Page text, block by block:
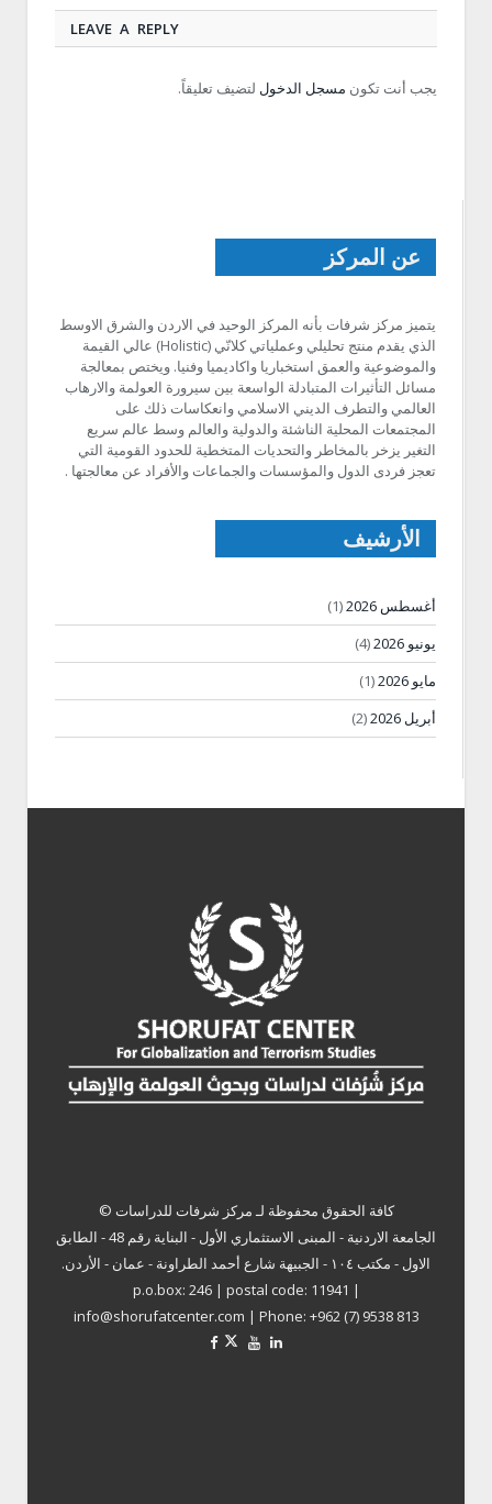
LEAVE A REPLY
يجب أنت تكون مسجل الدخول لتضيف تعليقاً.
عن المركز
يتميز مركز شرفات بأنه المركز الوحيد في الاردن والشرق الاوسط
الذي يقدم منتج تحليلي وعملياتي كلانّي (Holistic) عالي القيمة
والموضوعية والعمق استخباريا واكاديميا وفنيا. ويختص بمعالجة
مسائل التأثيرات المتبادلة الواسعة بين سيرورة العولمة والارهاب
العالمي والتطرف الديني الاسلامي وانعكاسات ذلك على
المجتمعات المحلية الناشئة والدولية والعالم وسط عالم سريع
التغير يزخر بالمخاطر والتحديات المتخطية للحدود القومية التي
تعجز فردى الدول والمؤسسات والجماعات والأفراد عن معالجتها .
الأرشيف
أغسطس 2026
(1)
يونيو 2026
(4)
مايو 2026
(1)
أبريل 2026
(2)
كافة الحقوق محفوظة لـ مركز شرفات للدراسات ©
الجامعة الاردنية - المبنى الاستثماري الأول - البناية رقم 48 - الطابق
الاول - مكتب ١٠٤ - الجبيهة شارع أحمد الطراونة - عمان - الأردن.
p.o.box: 246 | postal code: 11941 |
info@shorufatcenter.com | Phone: +962 (7) 9538 813